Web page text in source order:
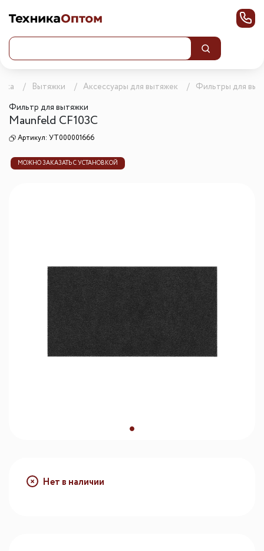
Вытяжки Аксессуары для вытяжек
Фильтры для
Фильтр для вытяжки
Maunfeld CF103С
Артикул: УТ000001666
МОЖНО ЗАКАЗАТЬ С УСТАНОВКОЙ
Нет в наличии